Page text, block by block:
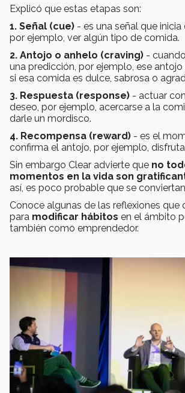
Explicó que estas etapas son:
1. Señal (cue) - es una señal que
por ejemplo, ver algún tipo de comida.
2. Antojo o anhelo (craving) -
una predicción, por ejemplo, ese
si esa comida es dulce, sabrosa o
3. Respuesta (response) - actuar
deseo, por ejemplo, acercarse a la
darle un mordisco.
4. Recompensa (reward) - es el
confirma el antojo, por ejemplo,
Sin embargo Clear advierte que no
momentos en la vida son
así, es poco probable que se
Conoce algunas de las reflexiones que
para modificar hábitos en el ámbito
también como emprendedor.